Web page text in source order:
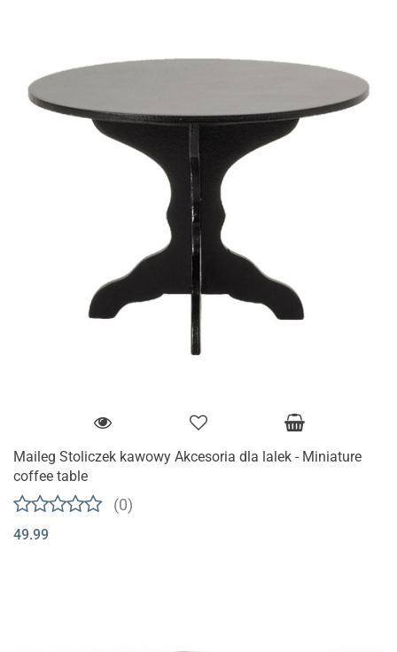
Maileg Stoliczek kawowy Akcesoria dla lalek - Miniature
coffee table
(0)
49.99